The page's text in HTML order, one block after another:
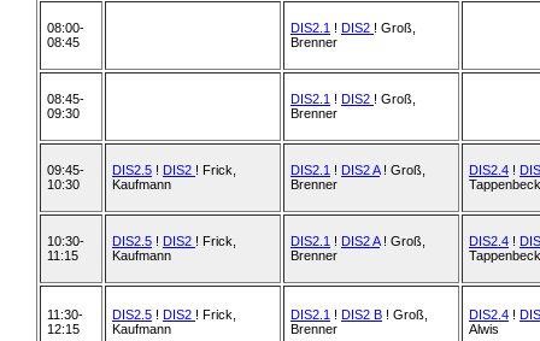
08:00-
08:45
DIS2.1 ! DIS2 ! Groß,
Brenner
08:45-
09:30
DIS2.1 ! DIS2 ! Groß,
Brenner
09:45-
10:30
DIS2.5 ! DIS2 ! Frick,
Kaufmann
DIS2.1 ! DIS2 A! Groß,
Brenner
DIS2.4 !
Tappenbeck
10:30-
11:15
DIS2.5 ! DIS2 ! Frick,
Kaufmann
DIS2.1 ! DIS2 A! Groß,
Brenner
DIS2.4 !
Tappenbeck
11:30-
12:15
DIS2.5 ! DIS2 ! Frick,
Kaufmann
DIS2.1 ! DIS2 B ! Groß,
Brenner
DIS2.4 !
Alwis